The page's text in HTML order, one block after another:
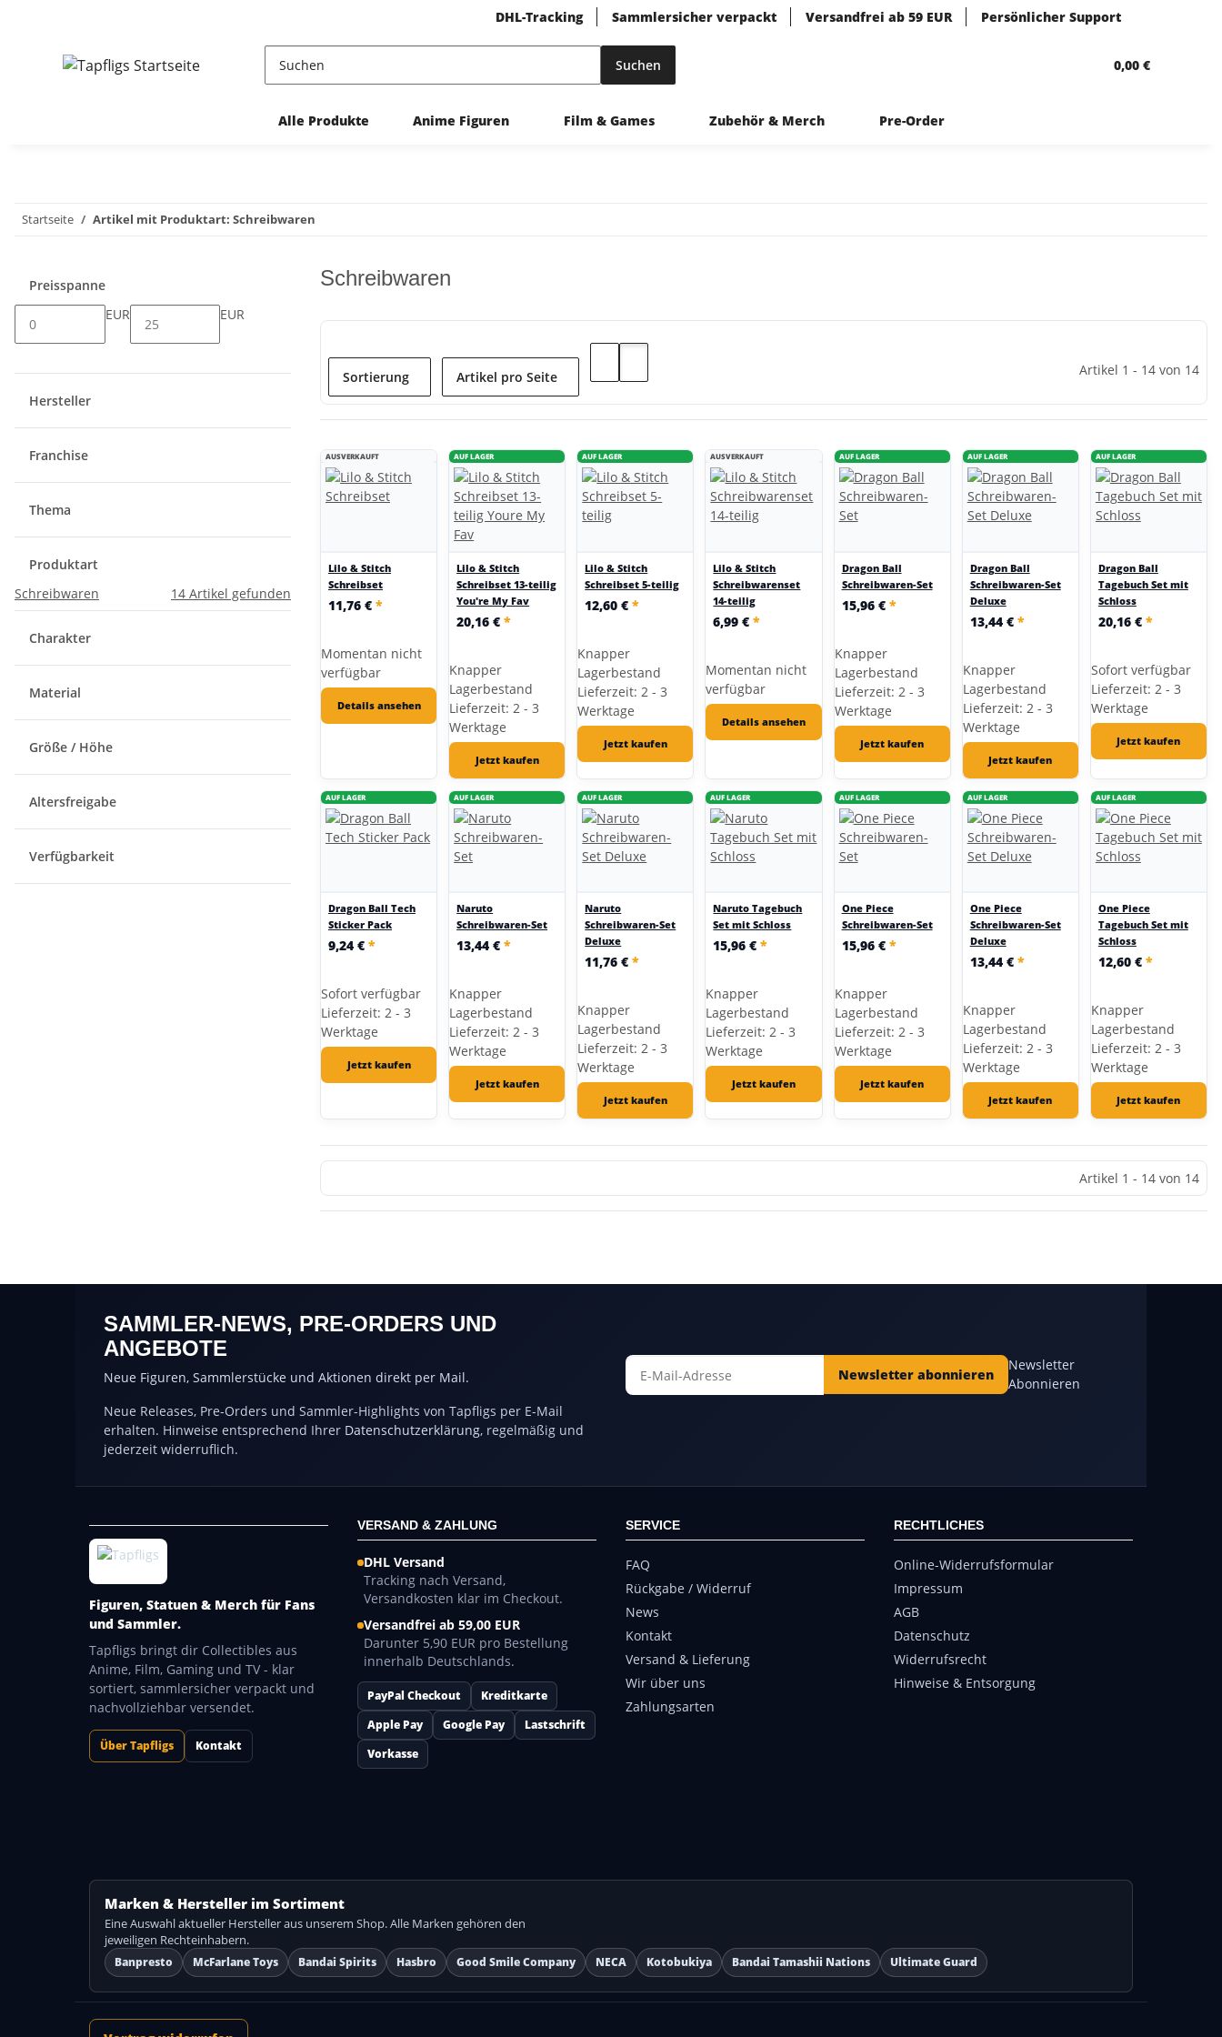
DHL-Tracking Sammlersicher verpackt Versandfrei ab 59 EUR Persönlicher Support
Suchen 0,00 €
Alle Produkte Anime Figuren Film & Games Zubehör & Merch Pre-Order
Startseite Artikel mit Produktart: Schreibwaren
Schreibwaren
Sortierung Artikel pro Seite Artikel 1 - 14 von 14
AUSVERKAUFT
Lilo & Stitch
Schreibset
11,76 € *
Momentan nicht
verfügbar
Details ansehen
AUF LAGER
Lilo & Stitch
Schreibset 13-teilig
You're My Fav
20,16 €*
Knapper
Lagerbestand
Lieferzeit: 2 - 3
Werktage
Jetzt kaufen
AUF LAGER
Lilo & Stitch
Schreibset 5-teilig
12,60 €*
Knapper
Lagerbestand
Lieferzeit: 2 - 3
Werktage
Jetzt kaufen
AUSVERKAUFT
Lilo & Stitch
Schreibwarenset
14-teilig
6,99 €*
Momentan nicht
verfügbar
Details ansehen
AUF LAGER
Dragon Ball
Schreibwaren-Set
15,96 € *
Knapper
Lagerbestand
Lieferzeit: 2 - 3
Werktage
Jetzt kaufen
AUF LAGER
Dragon Ball
Schreibwaren-Set
Deluxe
13,44 € *
Knapper
Lagerbestand
Lieferzeit: 2 - 3
Werktage
Jetzt kaufen
AUF LAGER
Dragon Ball
Tagebuch Set mit
Schloss
20,16 € *
Sofort verfügbar
Lieferzeit: 2 - 3
Werktage
Jetzt kaufen
AUF LAGER
Dragon Ball Tech
Sticker Pack
9,24 € *
Sofort verfügbar
Lieferzeit: 2 - 3
Werktage
Jetzt kaufen
AUF LAGER
Naruto
Schreibwaren-Set
13,44 €*
Knapper
Lagerbestand
Lieferzeit: 2 - 3
Werktage
Jetzt kaufen
AUF LAGER
Naruto
Schreibwaren-Set
Deluxe
11,76 €*
Knapper
Lagerbestand
Lieferzeit: 2 - 3
Werktage
Jetzt kaufen
AUF LAGER
Naruto Tagebuch
Set mit Schloss
15,96 €*
Knapper
Lagerbestand
Lieferzeit: 2 - 3
Werktage
Jetzt kaufen
AUF LAGER
One Piece
Schreibwaren-Set
15,96 € *
Knapper
Lagerbestand
Lieferzeit: 2 - 3
Werktage
Jetzt kaufen
AUF LAGER
One Piece
Schreibwaren-Set
Deluxe
13,44 € *
Knapper
Lagerbestand
Lieferzeit: 2 - 3
Werktage
Jetzt kaufen
AUF LAGER
One Piece
Tagebuch Set mit
Schloss
12,60 € *
Knapper
Lagerbestand
Lieferzeit: 2 - 3
Werktage
Jetzt kaufen
Artikel 1 - 14 von 14
Preisspanne
EUR
EUR
Hersteller
Franchise
Thema
Produktart
Schreibwaren
14 Artikel gefunden
Charakter
Material
Größe / Höhe
Altersfreigabe
Verfügbarkeit
SAMMLER-NEWS, PRE-ORDERS UND
ANGEBOTE
Neue Figuren, Sammlerstücke und Aktionen direkt per Mail.
Neue Releases, Pre-Orders und Sammler-Highlights von Tapfligs per E-Mail
erhalten. Hinweise entsprechend Ihrer Datenschutzerklärung, regelmäßig und
jederzeit widerruflich.
Newsletter abonnieren
Newsletter
Abonnieren
VERSAND & ZAHLUNG
DHL Versand
Tracking nach Versand,
Versandkosten klar im Checkout.
Versandfrei ab 59,00 EUR
Darunter 5,90 EUR pro Bestellung
innerhalb Deutschlands.
PayPal Checkout
Kreditkarte
Apple Pay
Google Pay
Lastschrift
Vorkasse
SERVICE
FAQ
Rückgabe / Widerruf
News
Kontakt
Versand & Lieferung
Wir über uns
Zahlungsarten
RECHTLICHES
Online-Widerrufsformular
Impressum
AGB
Datenschutz
Widerrufsrecht
Hinweise & Entsorgung
Figuren, Statuen & Merch für Fans
und Sammler.
Tapfligs bringt dir Collectibles aus
Anime, Film, Gaming und TV - klar
sortiert, sammlersicher verpackt und
nachvollziehbar versendet.
Über Tapfligs Kontakt
Marken & Hersteller im Sortiment
Eine Auswahl aktueller Hersteller aus unserem Shop. Alle Marken gehören den
jeweiligen Rechteinhabern.
Banpresto McFarlane Toys Bandai Spirits Hasbro Good Smile Company NECA Kotobukiya Bandai Tamashii Nations Ultimate Guard